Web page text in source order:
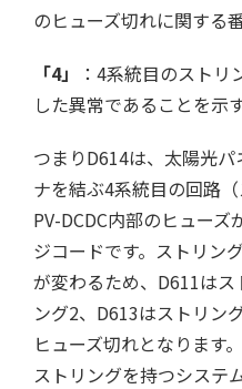
のヒューズ切れに関する番
「4」
：4系統目のスト
した異常であることを示
つまりD614は、太陽光
ナを結ぶ4系統目の回路
PV-DCDC内部のヒュー
ジコードです。ストリン
が変わるため、D611は
ング2、D613はストリン
ヒューズ切れとなります
ストリングを持つシステ